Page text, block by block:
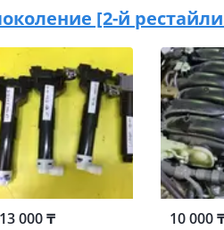
[2-й
13 000 ₸ 10 000